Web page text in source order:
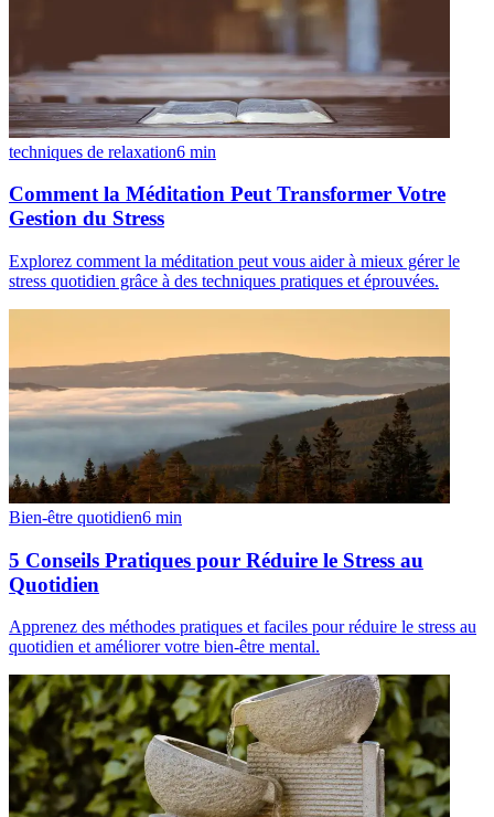
techniques de relaxation6 min
Comment la Méditation Peut Transformer Votre
Gestion du Stress
Explorez comment la méditation peut vous aider à mieux gérer le
stress quotidien grâce à des techniques pratiques et éprouvées.
Bien-être quotidien6 min
5 Conseils Pratiques pour Réduire le Stress au
Quotidien
Apprenez des méthodes pratiques et faciles pour réduire le stress au
quotidien et améliorer votre bien-être mental.